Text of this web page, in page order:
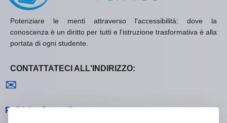
Potenziare le menti attraverso l'accessibilità: dove la
conoscenza è un diritto per tutti e l'istruzione trasformativa è alla
portata di ogni studente.
CONTATTATECI ALL'INDIRIZZO:
✉
Politiche Generali